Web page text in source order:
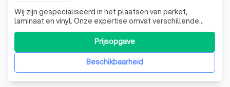
Wij zijn gespecialiseerd in het plaatsen van parket,
laminaat en vinyl. Onze expertise omvat verschillende
methoden van parketplaatsing, zoals vol verlijmd op de
chape, vol verlijmd en genageld op een onderparket,
verlijmd en blind genageld op een houten roostering of
vol verlijmd op een tegelvloer.
Beschikbaarheid
Prijsopgave